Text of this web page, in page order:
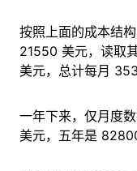
按照上面的成本结
21550 美元，读取
美元，总计每月
一年下来，仅月度
美元，五年是